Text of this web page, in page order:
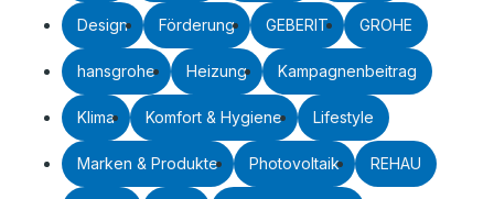
Design Förderung GEBERIT GROHE
hansgrohe Heizung Kampagnenbeitrag
Klima Komfort & Hygiene Lifestyle
Marken & Produkte Photovoltaik REHAU